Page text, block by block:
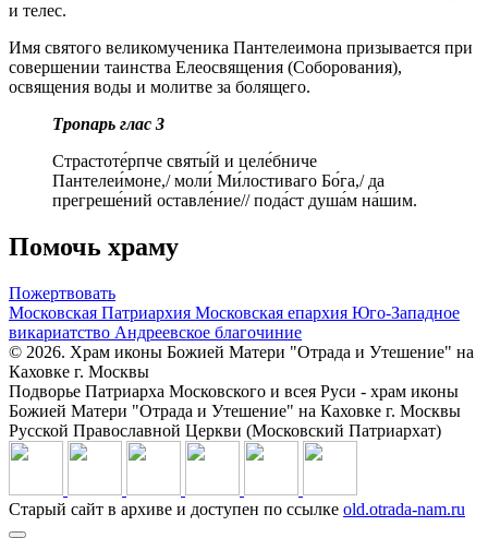
и телес.
Имя святого великомученика Пантелеимона призывается при
совершении таинства Елеосвящения (Соборования),
освящения воды и молитве за болящего.
Тропарь глас 3
Страстоте́рпче святы́й и целе́бниче
Пантелеи́моне,/ моли́ Ми́лостиваго Бо́га,/ да
прегреше́ний оставле́ние// пода́ст душа́м на́шим.
Помочь храму
Пожертвовать
Московская Патриархия Московская епархия Юго-Западное
викариатство Андреевское благочиние
© 2026. Храм иконы Божией Матери "Отрада и Утешение" на
Каховке г. Москвы
Подворье Патриарха Московского и всея Руси - храм иконы
Божией Матери "Отрада и Утешение" на Каховке г. Москвы
Русской Православной Церкви (Московский Патриархат)
Старый сайт в архиве и доступен по ссылке old.otrada-nam.ru